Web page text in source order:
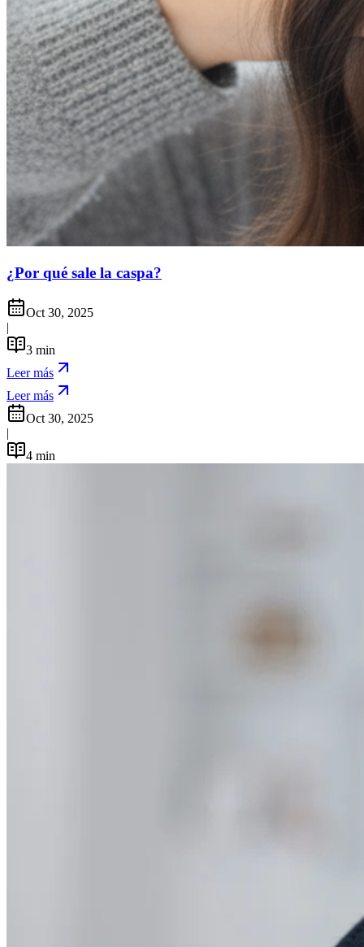
¿Por qué sale la caspa?
Oct 30, 2025
|
3 min
Leer más
Leer más
Oct 30, 2025
|
4 min